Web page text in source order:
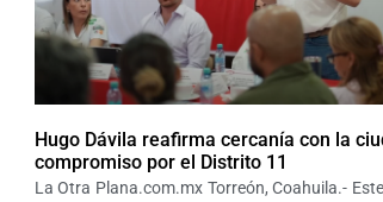
Hugo Dávila reafirma cercanía con la
compromiso por el Distrito 11
La Otra Plana.com.mx Torreón, Coahuila.-